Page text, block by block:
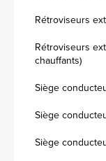
Rétroviseurs
Rétroviseurs
chauffants)
Siège
Siège
Siège